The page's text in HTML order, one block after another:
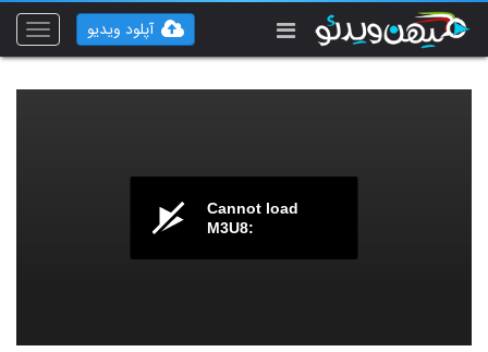
Toggle
آپلود ویدیو
Cannot load
M3U8: